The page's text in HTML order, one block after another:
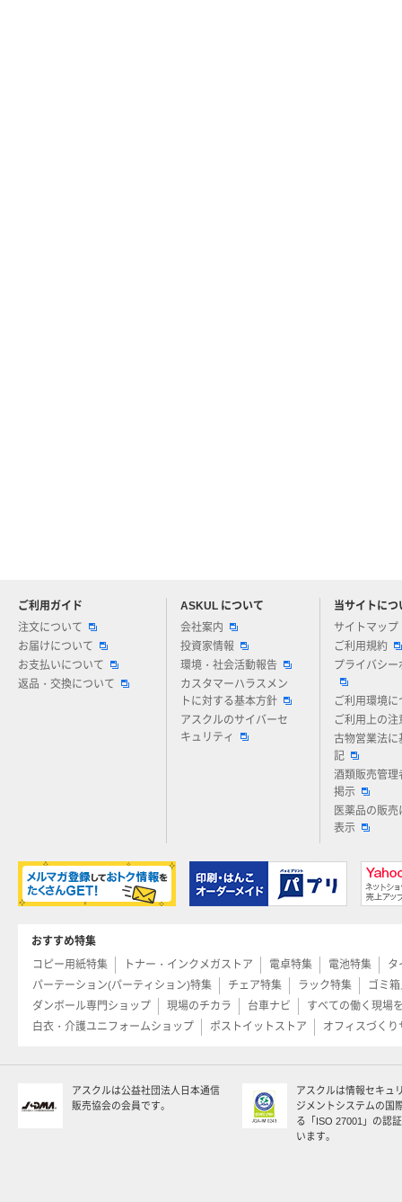
ご利用ガイド
注文について
お届けについて
お支払いについて
返品・交換について
ASKUL について
会社案内
投資家情報
環境・社会活動報告
カスタマーハラスメン
トに対する基本方針
アスクルのサイバーセ
キュリティ
当サイトにつ
サイトマップ
ご利用規約
プライバシー
ご利用環境に
ご利用上の注
古物営業法に
記
酒類販売管理
掲示
医薬品の販売
表示
アスクルについてお気軽にご質問ください
おすすめ特集
コピー用紙特集
トナー・インクメガストア 電卓特集 電池特集
タ
パーテーション(パーティション)特集
チェア特集 ラック特集
ゴミ
ダンボール専門ショップ
現場のチカラ 台車ナビ
すべての働く現場
白衣・介護ユニフォームショップ
ポストイットストア オフィスづくり
アスクルは公益社団法人日本通信
販売協会の会員です。
アスクルは情報セキュ
ジメントシステムの国
る「ISO 27001」の認
います。